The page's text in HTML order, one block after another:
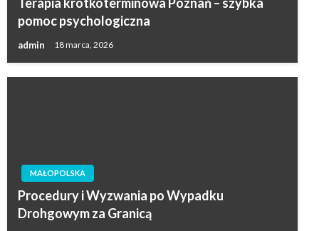
Terapia krótkoterminowa Poznań – szybka
pomoc psychologiczna
admin 18 marca, 2026
MAŁOPOLSKA
Procedury i Wyzwania po Wypadku
Drohgowym za Granicą